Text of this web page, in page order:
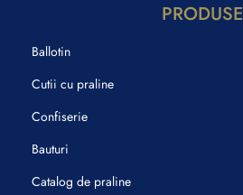
PRODUSE
Ballotin
Cutii cu praline
Confiserie
Bauturi
Catalog de praline